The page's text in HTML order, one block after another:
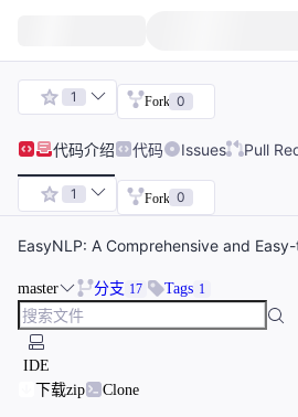
1 Fork 0
代码介绍 代码 Issues Pull
1 Fork 0
EasyNLP: A Comprehensive and
master 分支 17 Tags 1
IDE
下载zip
Clone